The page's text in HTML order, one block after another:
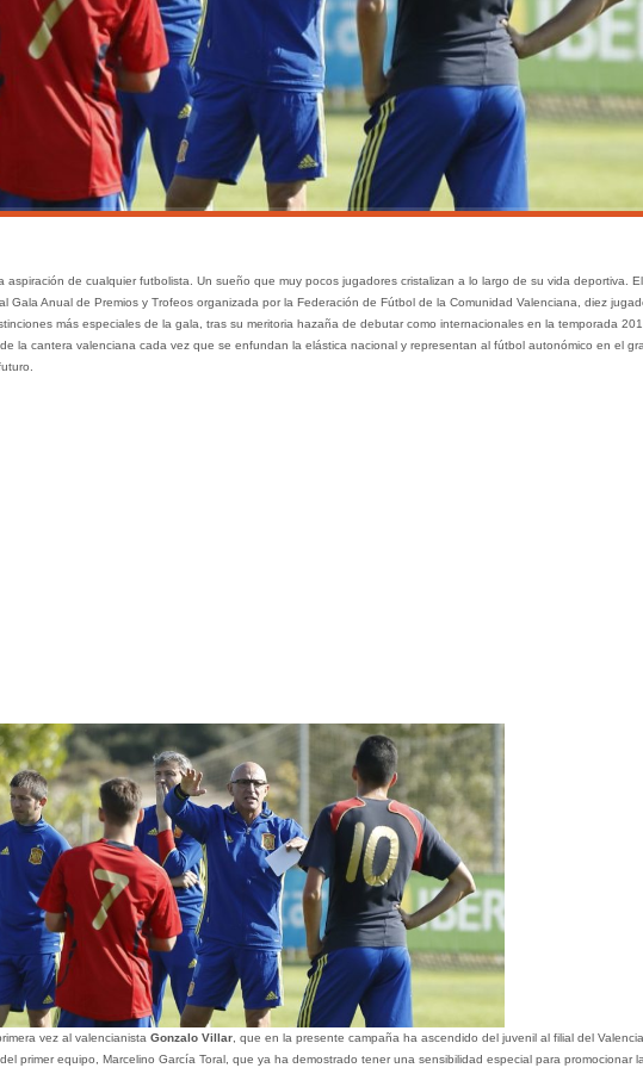
aspiración de cualquier futbolista. Un sueño que muy pocos jugadores cristalizan a lo largo de su vida deportiva. El
Gala Anual de Premios y Trofeos organizada por la Federación de Fútbol de la Comunidad Valenciana, diez
más especiales de la gala, tras su meritoria hazaña de debutar como internacionales en la temporada
la cantera valenciana cada vez que se enfundan la elástica nacional y representan al fútbol autonómico en el
vez al valencianista Gonzalo Villar, que en la presente campaña ha ascendido del juvenil al filial del
primer equipo, Marcelino García Toral, que ya ha demostrado tener una sensibilidad especial para promocionar